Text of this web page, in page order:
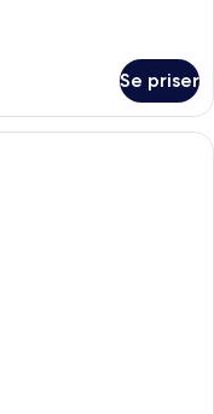
Se priser
stue med pejs, sofa,